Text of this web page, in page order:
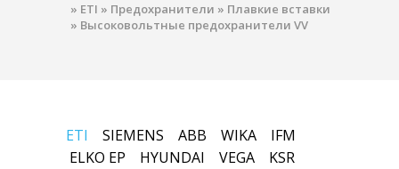
» ETI » Предохранители » Плавкие вставки
» Высоковольтные предохранители VV
ETI SIEMENS ABB WIKA
IFM
ELKO EP
HYUNDAI VEGA
KSR